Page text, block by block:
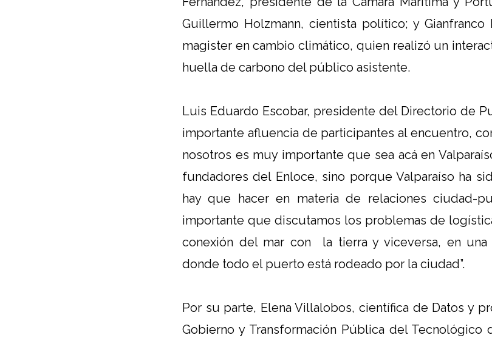
Guillermo Holzmann, cientista político; y
magister en cambio climático, quien realizó un
huella de carbono del público asistente.
Luis Eduardo Escobar, presidente del Directorio de
importante afluencia de participantes al encuentro,
nosotros es muy importante que sea acá en
fundadores del Enloce, sino porque Valparaíso ha
hay que hacer en materia de relaciones ciudad-
importante que discutamos los problemas de
conexión del mar con la tierra y viceversa, en una
donde todo el puerto está rodeado por la ciudad”.
Por su parte, Elena Villalobos, científica de Datos y
Gobierno y Transformación Pública del Tecnológico